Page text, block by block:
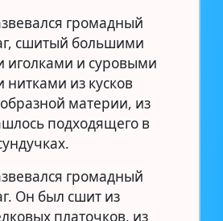
громадный
сшитый большими
иголками и суровыми
нитками из кусков
материи, из
подходящего в
громадный
Он был сшит из
платочков, из